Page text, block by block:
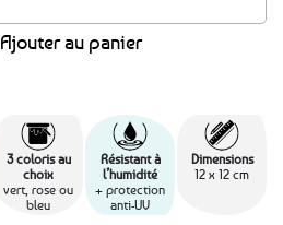
3 coloris au
choix
vert, rose ou
bleu
Résistant à
l’humidité
+ protection
anti-UV
Dimensions
12 x 12 cm
Ajouter au panier